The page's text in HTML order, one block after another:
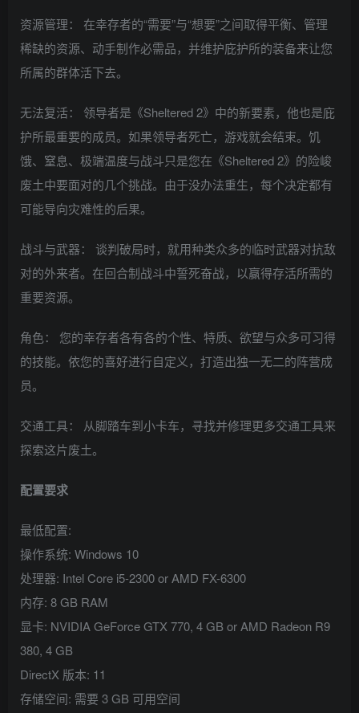
资源管理： 在幸存者的“需要”与“想要”之间取得平衡、管理
稀缺的资源、动手制作必需品，并维护庇护所的装备来让您
所属的群体活下去。
无法复活： 领导者是《Sheltered 2》中的新要素，他也是庇
护所最重要的成员。如果领导者死亡，游戏就会结束。饥
饿、窒息、极端温度与战斗只是您在《Sheltered 2》的险峻
废土中要面对的几个挑战。由于没办法重生，每个决定都有
可能导向灾难性的后果。
战斗与武器： 谈判破局时，就用种类众多的临时武器对抗敌
对的外来者。在回合制战斗中誓死奋战，以赢得存活所需的
重要资源。
角色： 您的幸存者各有各的个性、特质、欲望与众多可习得
的技能。依您的喜好进行自定义，打造出独一无二的阵营成
员。
交通工具： 从脚踏车到小卡车，寻找并修理更多交通工具来
探索这片废土。
配置要求
最低配置:
操作系统: Windows 10
处理器: Intel Core i5-2300 or AMD FX-6300
内存: 8 GB RAM
显卡: NVIDIA GeForce GTX 770, 4 GB or AMD Radeon R9
380, 4 GB
DirectX 版本: 11
存储空间: 需要 3 GB 可用空间